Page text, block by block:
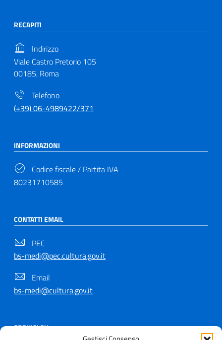
RECAPITI
Indirizzo
Viale Castro Pretorio 105
00185, Roma
Telefono
(+39) 06-4989422/371
INFORMAZIONI
Codice fiscale / Partita IVA
80231710585
CONTATTI EMAIL
PEC
bs-medi@pec.cultura.gov.it
Email
bs-medi@cultura.gov.it
SEGUICI SU